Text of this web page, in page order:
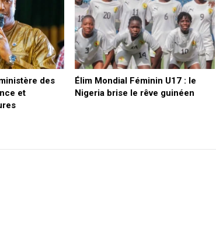
des
et
Élim Mondial Féminin U17 : le
Nigeria brise le rêve guinéen